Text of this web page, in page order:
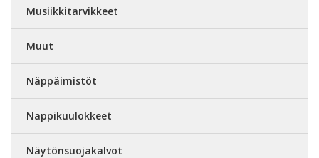
Musiikkitarvikkeet
Muut
Näppäimistöt
Nappikuulokkeet
Näytönsuojakalvot